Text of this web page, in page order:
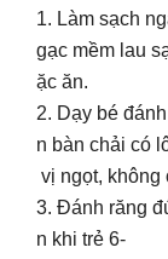
1. Làm sạch
gạc mềm lau
ặc ăn.
2. Dạy bé
n bàn chải có
vị ngọt, không
3. Đánh răng
n khi trẻ 6-